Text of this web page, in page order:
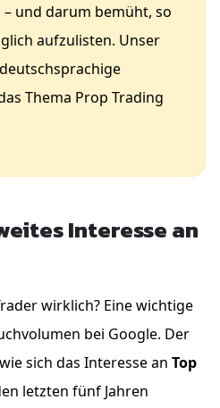
und darum bemüht, so
aufzulisten. Unser
Thema Prop Trading
Interesse an
wirklich? Eine wichtige
bei Google. Der
sich das Interesse an Top
letzten fünf Jahren